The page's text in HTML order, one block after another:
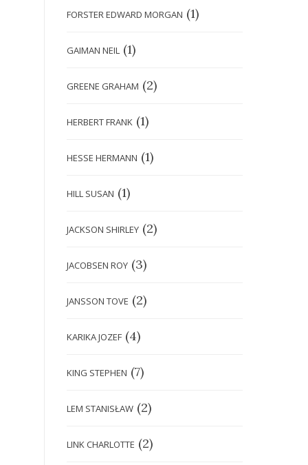
FORSTER EDWARD MORGAN (1)
GAIMAN NEIL (1)
GREENE GRAHAM (2)
HERBERT FRANK (1)
HESSE HERMANN (1)
HILL SUSAN (1)
JACKSON SHIRLEY (2)
JACOBSEN ROY (3)
JANSSON TOVE (2)
KARIKA JOZEF (4)
KING STEPHEN (7)
LEM STANISŁAW (2)
LINK CHARLOTTE (2)